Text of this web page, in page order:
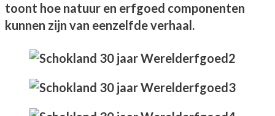
toont hoe natuur en erfgoed componenten
kunnen zijn van eenzelfde verhaal.